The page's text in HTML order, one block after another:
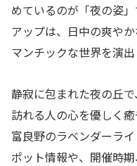
めているのが「夜の姿
アップは、日中の爽や
マンチックな世界を演出
静寂に包まれた夜の丘で
訪れる人の心を優しく
富良野のラベンダーラ
ポット情報や、開催時